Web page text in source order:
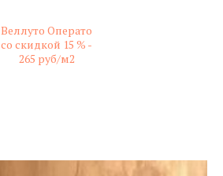
Веллуто Операто
со скидкой 15 % -
265 руб/м2